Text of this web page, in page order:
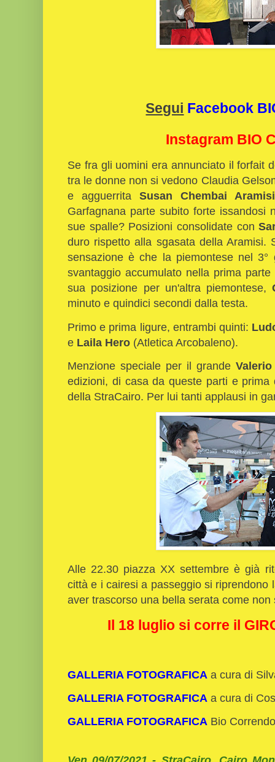
Segui Facebook
Instagram BIO
Se fra gli uomini era annunciato il forfait
tra le donne non si vedono Claudia
e agguerrita Susan Chembai Aramisi
Garfagnana parte subito forte issandosi
sue spalle? Posizioni consolidate con
duro rispetto alla sgasata della
sensazione è che la piemontese nel
svantaggio accumulato nella prima
sua posizione per un'altra piemontese,
minuto e quindici secondi dalla testa.
Primo e prima ligure, entrambi quinti:
e Laila Hero (Atletica Arcobaleno).
Menzione speciale per il grande
edizioni, di casa da queste parti e
della StraCairo. Per lui tanti applausi in
Alle 22.30 piazza XX settembre è già
città e i cairesi a passeggio si
aver trascorso una bella serata come
Il 18 luglio si corre il
GALLERIA FOTOGRAFICA a cura di
GALLERIA FOTOGRAFICA a cura di
GALLERIA FOTOGRAFICA Bio Correndo